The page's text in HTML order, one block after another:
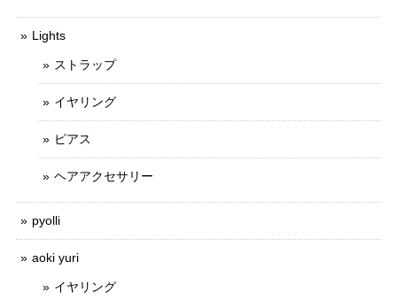
Lights
ストラップ
イヤリング
ピアス
ヘアアクセサリー
pyolli
aoki yuri
イヤリング